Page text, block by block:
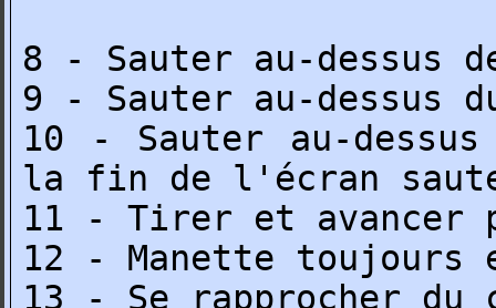
8 - Sauter au-dessus
9 - Sauter au-dessus
10 - Sauter au-
la fin de l'écran
11 - Tirer et
12 - Manette toujours
13 - Se rapprocher du